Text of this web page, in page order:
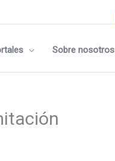
Sobre nosotros